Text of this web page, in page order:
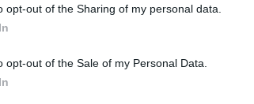
opt-out of the Sharing of my personal data.
opt-out of the Sale of my Personal Data.